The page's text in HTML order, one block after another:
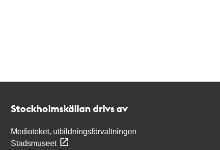
Stockholmskällan drivs av
Medioteket, utbildningsförvaltningen
Stadsmuseet